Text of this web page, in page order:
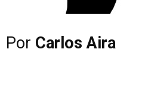
Por Carlos Aira